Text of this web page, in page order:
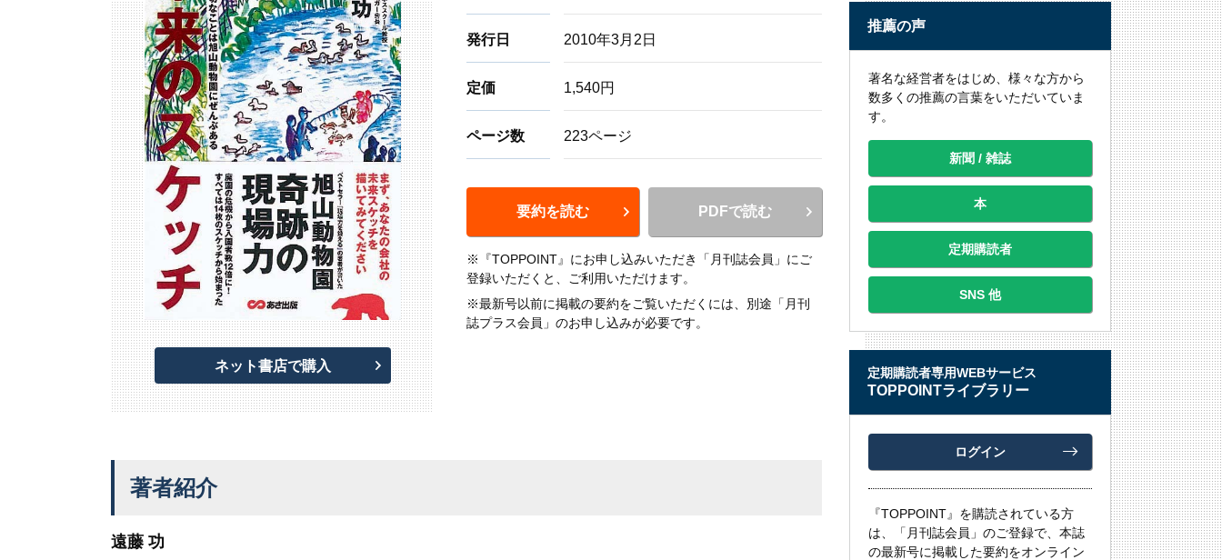
ネット書店で購入
発行日 2010年3月2日
定価 1,540円
ページ数 223ページ
要約を読む PDFで読む
※『TOPPOINT』にお申し込みいただき「月刊誌会員」にご
登録いただくと、ご利用いただけます。
※最新号以前に掲載の要約をご覧いただくには、別途「月刊
誌プラス会員」のお申し込みが必要です。
著者紹介
遠藤 功
推薦の声
著名な経営者をはじめ、様々な方から
数多くの推薦の言葉をいただいていま
す。
新聞 / 雑誌
本
定期購読者
SNS 他
定期購読者専用WEBサービス
TOPPOINTライブラリー
ログイン
『TOPPOINT』を購読されている方
は、「月刊誌会員」のご登録で、本誌
の最新号に掲載した要約をオンライン